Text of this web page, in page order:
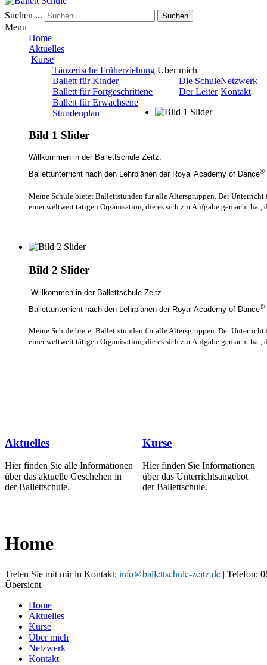
Suchen ... Suchen
Menu
Home
Aktuelles
Kurse
Tänzerische Früherziehung
Ballett für Kinder
Ballett für Fortgeschrittene
Ballett für Erwachsene
Stundenplan
Über mich
Die Schule
Der Leiter
Netzwerk
Kontakt
Bild 1 Slider
Willkommen in der Ballettschule Zeitz.
Ballettunterricht nach den Lehrplänen der Royal Academy of Dance®
Meine Schule bietet Ballettstunden für alle Altersgruppen. Der
einer weltweit tätigen Organisation, die es sich zur Aufgabe gemacht
Bild 2 Slider
Willkommen in der Ballettschule Zeitz.
Ballettunterricht nach den Lehrplänen der Royal Academy of Dance®
Meine Schule bietet Ballettstunden für alle Altersgruppen. Der
einer weltweit tätigen Organisation, die es sich zur Aufgabe gemacht
Aktuelles
Hier finden Sie alle Informationen
über das aktuelle Geschehen in
der Ballettschule.
Kurse
Hier finden Sie Informationen
über das Unterrichtsangebot
der Ballettschule.
Home
Treten Sie mit mir in Kontakt: info@ballettschule-zeitz.de | Telefon:
Übersicht
Home
Aktuelles
Kurse
Über mich
Netzwerk
Kontakt